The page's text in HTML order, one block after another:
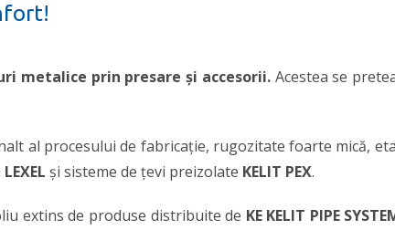
metalice prin presare și accesorii.Acestea se
al procesului de fabricație, rugozitate foarte mică,
LEXEL și sisteme de țevi preizolate KELIT PEX.
extins de produse distribuite de KE KELIT PIPE